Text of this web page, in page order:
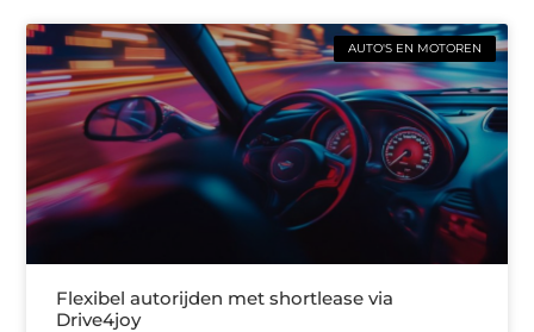
AUTO'S EN MOTOREN
Flexibel autorijden met shortlease via
Drive4joy